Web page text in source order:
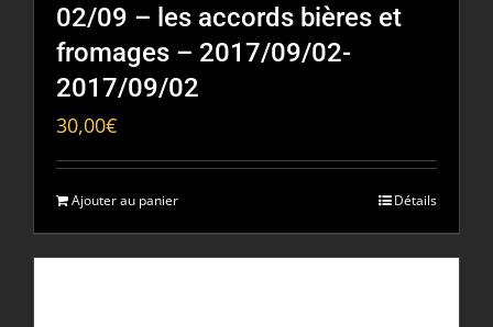
02/09 – les accords bières et
fromages – 2017/09/02-
2017/09/02
30,00€
Ajouter au panier Détails